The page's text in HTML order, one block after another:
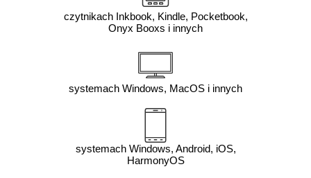
czytnikach Inkbook, Kindle, Pocketbook,
Onyx Booxs i innych
systemach Windows, MacOS i innych
systemach Windows, Android, iOS,
HarmonyOS